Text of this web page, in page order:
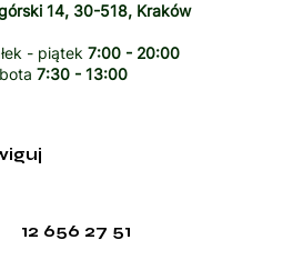
14, 30-518, Kraków
- piątek 7:00 - 20:00
7:30 - 13:00
12 656 27 51